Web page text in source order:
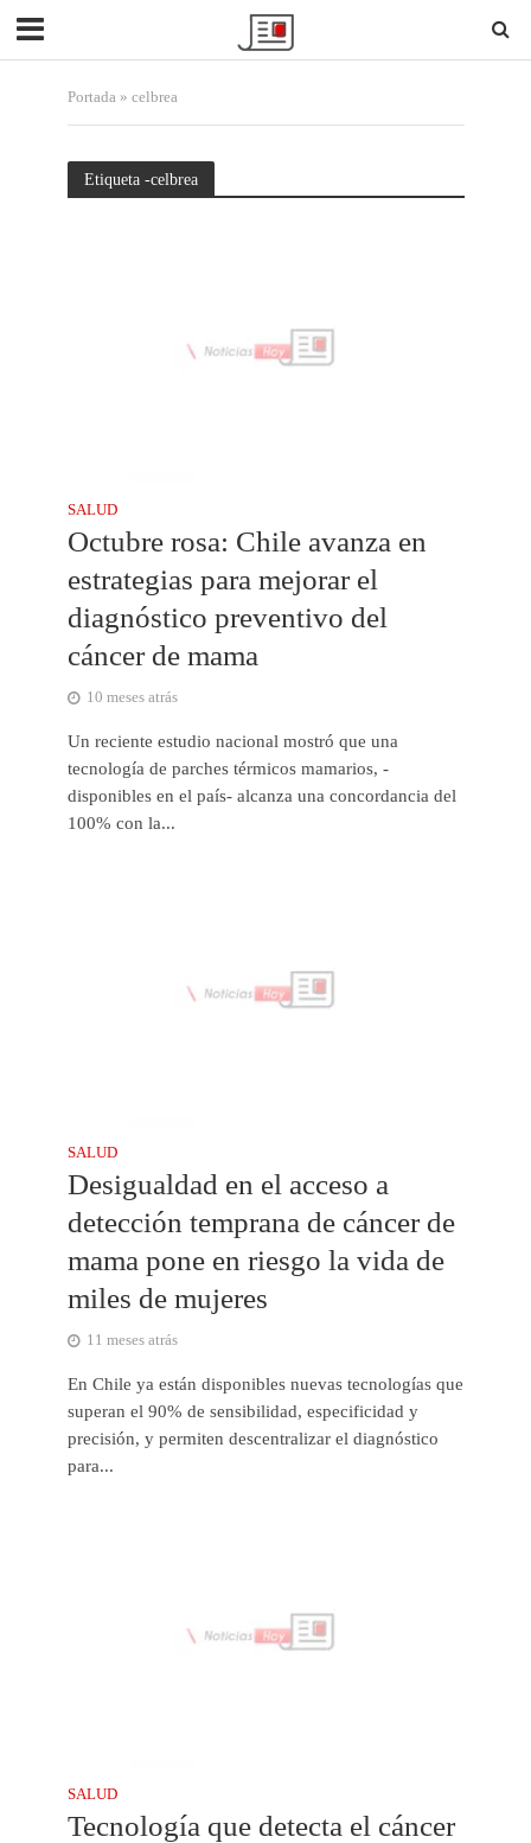
Portada» celbrea
Etiqueta -celbrea
SALUD
Octubre rosa: Chile avanza en
estrategias para mejorar el
diagnóstico preventivo del
cáncer de mama
10 meses atrás
Un reciente estudio nacional mostró que una
tecnología de parches térmicos mamarios, -
disponibles en el país- alcanza una concordancia del
100% con la...
SALUD
Desigualdad en el acceso a
detección temprana de cáncer de
mama pone en riesgo la vida de
miles de mujeres
11 meses atrás
En Chile ya están disponibles nuevas tecnologías que
superan el 90% de sensibilidad, especificidad y
precisión, y permiten descentralizar el diagnóstico
para...
SALUD
Tecnología que detecta el cáncer